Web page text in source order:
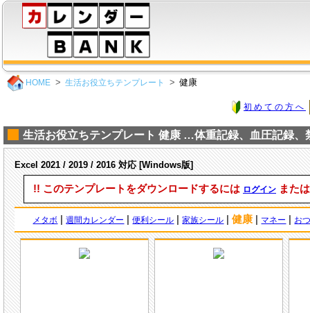
HOME 生活お役立ちテンプレート 健康
初めての方へ
生活お役立ちテンプレート 健康 …体重記録、血圧記録、
Excel 2021 / 2019 / 2016 対応 [Windows版]
!! このテンプレートをダウンロードするには ログイン また
メタボ |週間カレンダー |便利シール |家族シール |健康 マネー お